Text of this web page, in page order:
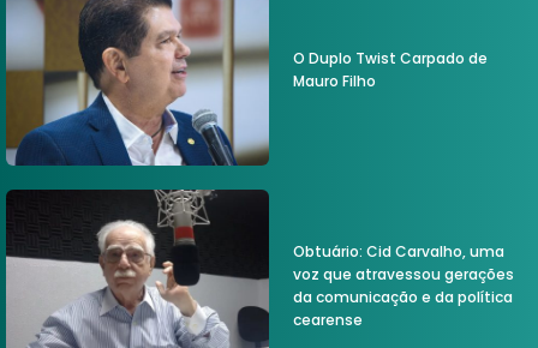
O Duplo Twist Carpado de
Mauro Filho
Obtuário: Cid Carvalho, uma
voz que atravessou gerações
da comunicação e da política
cearense